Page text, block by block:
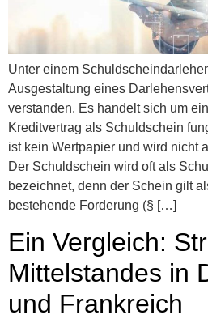
Unter einem
Ausgestaltung eines
verstanden. Es handelt sich um
Kreditvertrag als Schuldschein
ist kein Wertpapier und wird nicht
Der Schuldschein wird oft als
bezeichnet, denn der Schein gilt
bestehende Forderung (§ […]
Ein Vergleich:
Mittelstandes in
und Frankreich